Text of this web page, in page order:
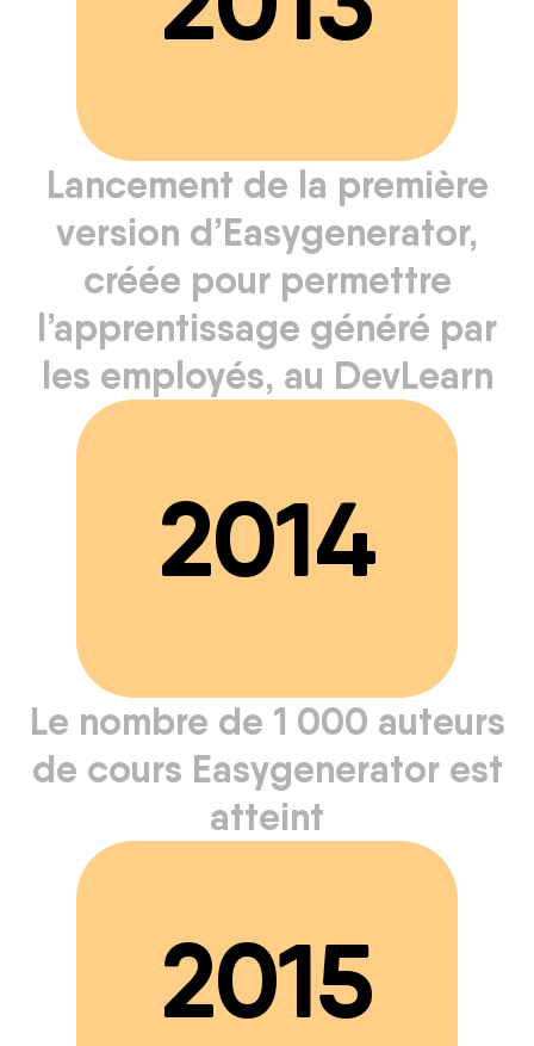
Lancement de la première
version d’Easygenerator,
créée pour permettre
l’apprentissage généré par
les employés, au DevLearn
2014
Le nombre de 1 000 auteurs
de cours Easygenerator est
atteint
2015